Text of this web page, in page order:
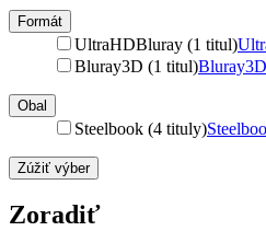
Formát
UltraHDBluray (1 titul)
Bluray3D (1 titul)Bluray3D
Obal
Steelbook (4 tituly)
Zúžiť výber
Zoradiť